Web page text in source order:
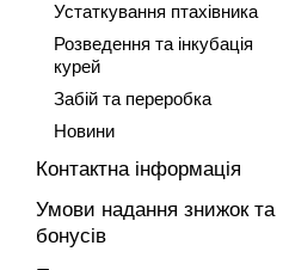
Устаткування птахівника
Розведення та інкубація
курей
Забій та переробка
Новини
Контактна інформація
Умови надання знижок та
бонусів